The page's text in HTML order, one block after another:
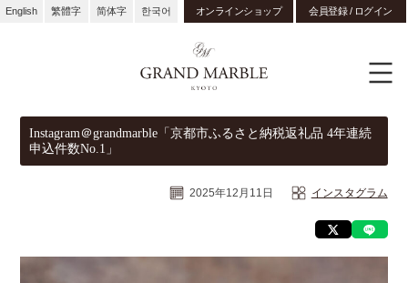
English 繁體字 简体字 한국어 オンラインショップ 会員登録 / ログイン
Instagram＠grandmarble「京都市ふるさと納税返礼品 4年連続
申込件数No.1」
2025年12月11日 インスタグラム